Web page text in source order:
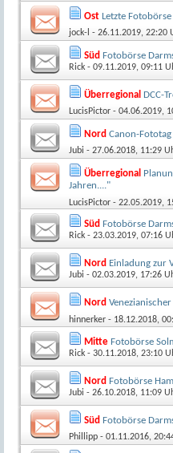
Ost Letzte
jock-l - 26.11.2019, 22:20
Süd Fotobörse
Rick - 09.11.2019, 09:11
Überregional DCC-
LucisPictor - 04.06.2019,
Nord Canon-
Jubi - 27.06.2018, 11:29
Überregional
Jahren...."
LucisPictor - 22.05.2019,
Süd Fotobörse
Rick - 23.03.2019, 07:16
Nord Einladung zur
Jubi - 02.03.2019, 17:26
Nord
hinnerker - 18.12.2018,
Mitte Fotobörse
Rick - 30.11.2018, 23:10
Nord Fotobörse
Jubi - 26.10.2018, 11:09
Süd Fotobörse
Phillipp - 01.11.2016,